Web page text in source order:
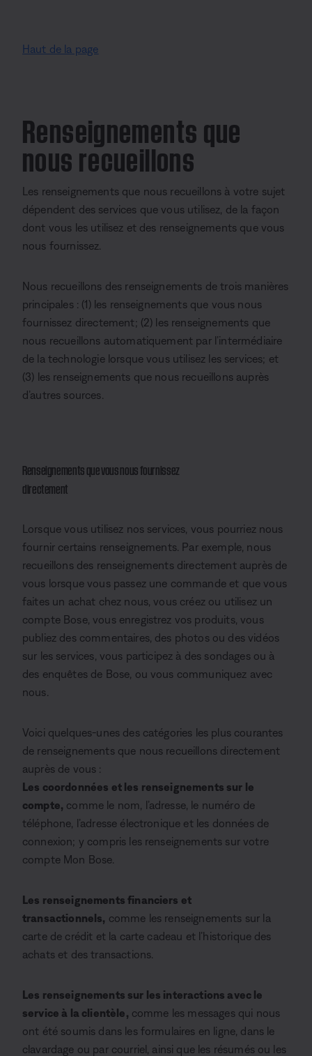
Haut de la page
Renseignements que
nous recueillons
Les renseignements que nous recueillons à votre sujet
dépendent des services que vous utilisez, de la façon
dont vous les utilisez et des renseignements que vous
nous fournissez.
Nous recueillons des renseignements de trois manières
principales : (1) les renseignements que vous nous
fournissez directement; (2) les renseignements que
nous recueillons automatiquement par l’intermédiaire
de la technologie lorsque vous utilisez les services; et
(3) les renseignements que nous recueillons auprès
d’autres sources.
Renseignements que vous nous fournissez
directement
Lorsque vous utilisez nos services, vous pourriez nous
fournir certains renseignements. Par exemple, nous
recueillons des renseignements directement auprès de
vous lorsque vous passez une commande et que vous
faites un achat chez nous, vous créez ou utilisez un
compte Bose, vous enregistrez vos produits, vous
publiez des commentaires, des photos ou des vidéos
sur les services, vous participez à des sondages ou à
des enquêtes de Bose, ou vous communiquez avec
nous.
Voici quelques-unes des catégories les plus courantes
de renseignements que nous recueillons directement
auprès de vous :
Les coordonnées et les renseignements sur le
compte, comme le nom, l’adresse, le numéro de
téléphone, l’adresse électronique et les données de
connexion; y compris les renseignements sur votre
compte Mon Bose.
Les renseignements financiers et
transactionnels, comme les renseignements sur la
carte de crédit et la carte cadeau et l’historique des
achats et des transactions.
Les renseignements sur les interactions avec le
service à la clientèle, comme les messages qui nous
ont été soumis dans les formulaires en ligne, dans le
clavardage ou par courriel, ainsi que les résumés ou les